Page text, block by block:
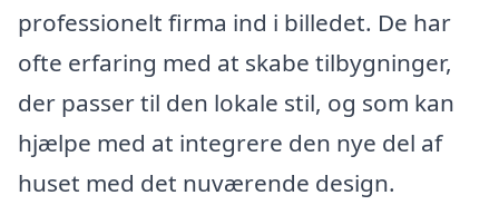
professionelt firma ind i billedet. De har
ofte erfaring med at skabe tilbygninger,
der passer til den lokale stil, og som kan
hjælpe med at integrere den nye del af
huset med det nuværende design.